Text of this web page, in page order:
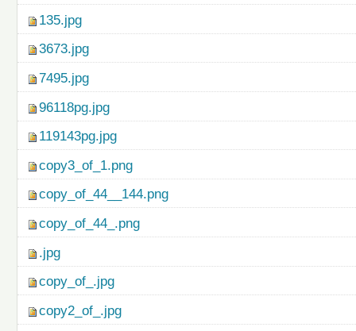
135.jpg
3673.jpg
7495.jpg
96118pg.jpg
119143pg.jpg
copy3_of_1.png
copy_of_44__144.png
copy_of_44_.png
.jpg
copy_of_.jpg
copy2_of_.jpg